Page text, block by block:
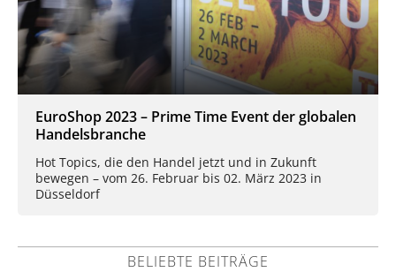
EuroShop 2023 – Prime Time Event der globalen
Handelsbranche
Hot Topics, die den Handel jetzt und in Zukunft
bewegen – vom 26. Februar bis 02. März 2023 in
Düsseldorf
BELIEBTE BEITRÄGE